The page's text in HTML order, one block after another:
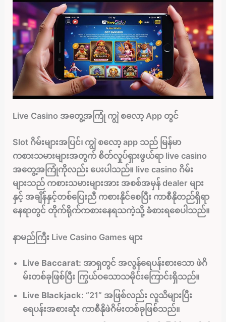
Live Casino အတွေ့အကြုံ ကျွဲ စလော့ App တွင်
Slot ဂိမ်းများအပြင်၊ ကျွဲ စလော့ app သည် မြန်မာ
ကစားသမားများအတွက် စိတ်လှုပ်ရှားဖွယ်ရာ live casino
အတွေ့အကြုံကိုလည်း ပေးပါသည်။ live casino ဂိမ်း
များသည် ကစားသမားများအား အစစ်အမှန် dealer များ
နှင့် အချိန်နှင့်တစ်ပြေးညီ ကစားနိုင်စေပြီး ကာစီနိုတည်ရှိရာ
နေရာတွင် တိုက်ရိုက်ကစားနေရသကဲ့သို့ ခံစားရစေပါသည်။
နာမည်ကြီး Live Casino Games များ
Live Baccarat: အာရှတွင် အလွန်ရေပန်းစားသော ဖဲဂိ
မ်းတစ်ခုဖြစ်ပြီး ကြွယ်ဝသောသမိုင်းကြောင်းရှိသည်။
Live Blackjack: “21” အဖြစ်လည်း လူသိများပြီး
ရေပန်းအစားဆုံး ကာစီနိုဖဲဂိမ်းတစ်ခုဖြစ်သည်။